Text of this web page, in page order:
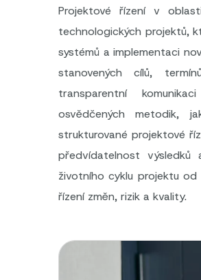
Projektové řízení v
technologických projektů,
systémů a implementaci
stanovených cílů,
transparentní
osvědčených metodik,
strukturované projektové
předvídatelnost
životního cyklu projektu
řízení změn, rizik a kvality.